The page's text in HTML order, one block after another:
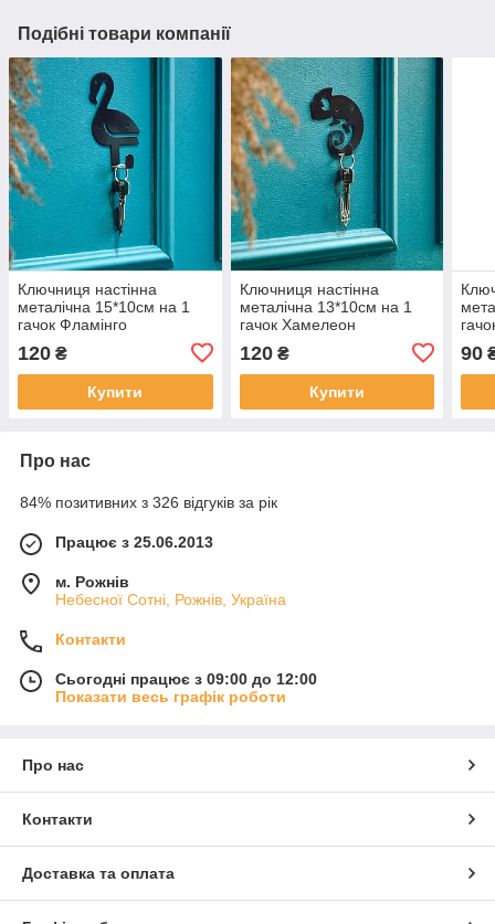
Подібні товари компанії
Ключниця настінна
металічна 15*10см на 1
гачок Фламінго
120 ₴
Купити
Ключниця настінна
металічна 13*10см на 1
гачок Хамелеон
120₴
Купити
90
Про нас
84% позитивних з 326 відгуків за рік
Працює з 25.06.2013
м. Рожнів
Небесної Сотні, Рожнів, Україна
Контакти
Сьогодні працює з 09:00 до 12:00
Показати весь графік роботи
Про нас
Контакти
Доставка та оплата